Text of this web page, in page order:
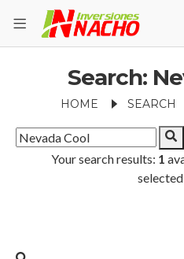
Search:
HOME SEARCH
Your search results: 1